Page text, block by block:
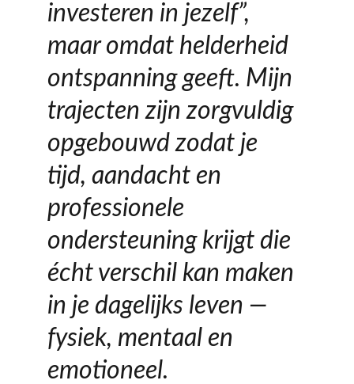
investeren in jezelf”,
maar omdat helderheid
ontspanning geeft. Mijn
trajecten zijn zorgvuldig
opgebouwd zodat je
tijd, aandacht en
professionele
ondersteuning krijgt die
écht verschil kan maken
in je dagelijks leven —
fysiek, mentaal en
emotioneel.